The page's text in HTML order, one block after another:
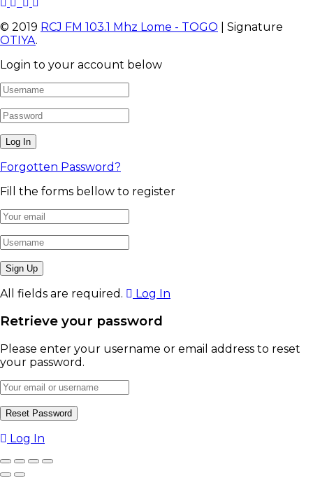
© 2019 RCJ FM 103.1 Mhz Lome - TOGO | Signature
OTIYA.
Login to your account below
Forgotten Password?
Fill the forms bellow to register
All fields are required. Log In
Retrieve your password
Please enter your username or email address to reset
your password.
Log In